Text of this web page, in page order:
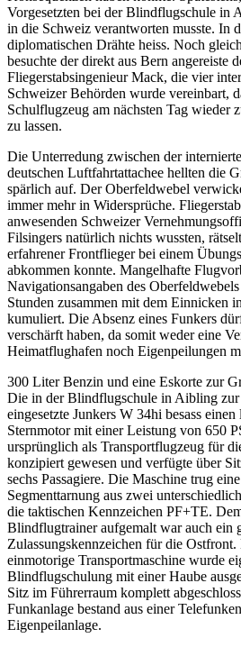
Vorgesetzten bei der Blindflugschule in
in die Schweiz verantworten musste. In
diplomatischen Drähte heiss. Noch
besuchte der direkt aus Bern angereiste
Fliegerstabsingenieur Mack, die vier
Schweizer Behörden wurde vereinbart,
Schulflugzeug am nächsten Tag wieder
zu lassen.
Die Unterredung zwischen der
deutschen Luftfahrtattachee hellten die
spärlich auf. Der Oberfeldwebel
immer mehr in Widersprüche.
anwesenden Schweizer
Filsingers natürlich nichts wussten,
erfahrener Frontflieger bei einem
abkommen konnte. Mangelhafte
Navigationsangaben des
Stunden zusammen mit dem Einnicken
kumuliert. Die Absenz eines Funkers
verschärft haben, da somit weder eine
Heimatflughafen noch Eigenpeilungen
300 Liter Benzin und eine Eskorte zur
Die in der Blindflugschule in Aibling
eingesetzte Junkers W 34hi besass
Sternmotor mit einer Leistung von 650
ursprünglich als Transportflugzeug für
konzipiert gewesen und verfügte über
sechs Passagiere. Die Maschine trug
Segmenttarnung aus zwei
die taktischen Kennzeichen PF+TE.
Blindflugtrainer aufgemalt war auch ein
Zulassungskennzeichen für die
einmotorige Transportmaschine wurde
Blindflugschulung mit einer Haube
Sitz im Führerraum komplett
Funkanlage bestand aus einer
Eigenpeilanlage.